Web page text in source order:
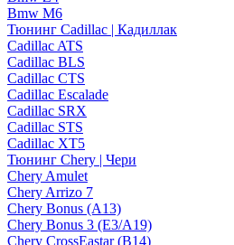
Bmw М6
Тюнинг Cadillac | Кадиллак
Cadillac ATS
Cadillac BLS
Cadillac CTS
Cadillac Escalade
Cadillac SRX
Cadillac STS
Cadillac XT5
Тюнинг Chery | Чери
Chery Amulet
Chery Arrizo 7
Chery Bonus (A13)
Chery Bonus 3 (E3/A19)
Chery CrossEastar (B14)